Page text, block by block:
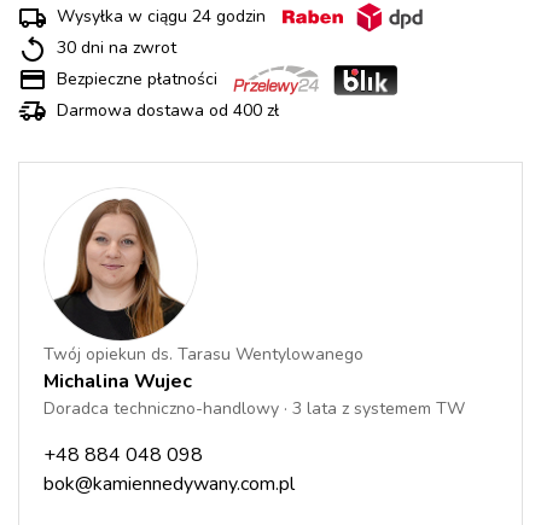
Wysyłka w ciągu 24 godzin
30 dni na zwrot
Bezpieczne płatności
Darmowa dostawa od 400 zł
Twój opiekun ds. Tarasu Wentylowanego
Michalina Wujec
Doradca techniczno-handlowy · 3 lata z systemem TW
+48 884 048 098
bok@kamiennedywany.com.pl